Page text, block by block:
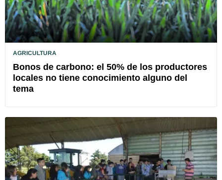
AGRICULTURA
Bonos de carbono: el 50% de los productores
locales no tiene conocimiento alguno del
tema